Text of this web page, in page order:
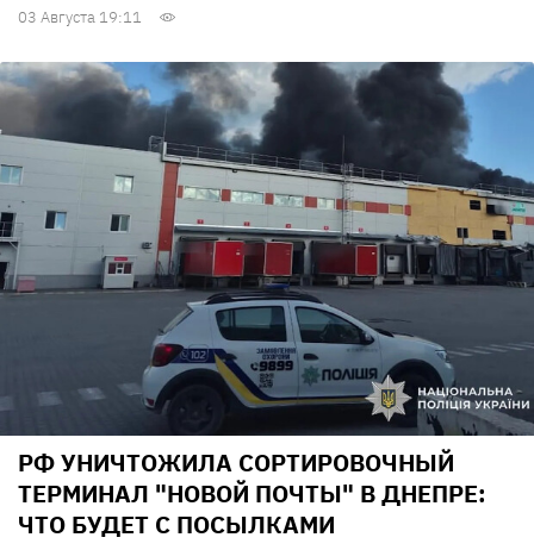
03 Августа 19:11
РФ УНИЧТОЖИЛА СОРТИРОВОЧНЫЙ
ТЕРМИНАЛ "НОВОЙ ПОЧТЫ" В ДНЕПРЕ:
ЧТО БУДЕТ С ПОСЫЛКАМИ